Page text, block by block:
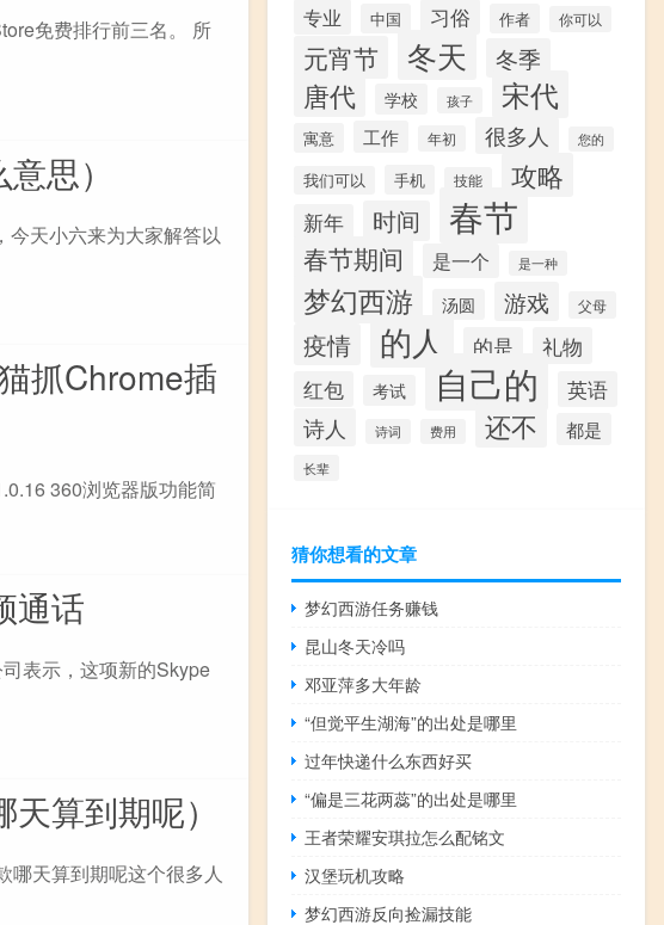
免费排行前三名。 所
思）
今天小六来为大家解答以
抓Chrome插
360浏览器版功能简
通话
表示，这项新的Skype
算到期呢）
哪天算到期呢这个很多人
专业 中国 习俗 作者 你可以
元宵节 冬天 冬季
唐代 学校 孩子 宋代
寓意 工作 年初 很多人 您的
我们可以 手机 技能 攻略
新年 时间 春节
春节期间 是一个 是一种
梦幻西游 汤圆 游戏 父母
疫情 的人 的是 礼物
红包 考试 自己的 英语
诗人 诗词 费用 还不 都是
长辈
猜你想看的文章
梦幻西游任务赚钱
昆山冬天冷吗
邓亚萍多大年龄
“但觉平生湖海”的出处是哪里
过年快递什么东西好买
“偏是三花两蕊”的出处是哪里
王者荣耀安琪拉怎么配铭文
汉堡玩机攻略
梦幻西游反向捡漏技能